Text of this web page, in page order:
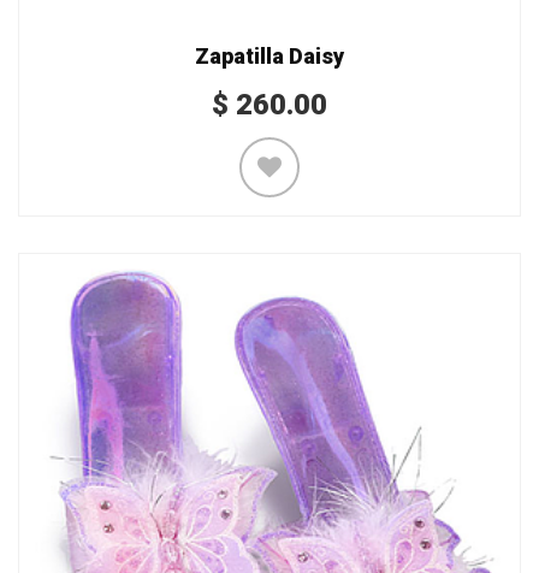
Zapatilla Daisy
$ 260.00